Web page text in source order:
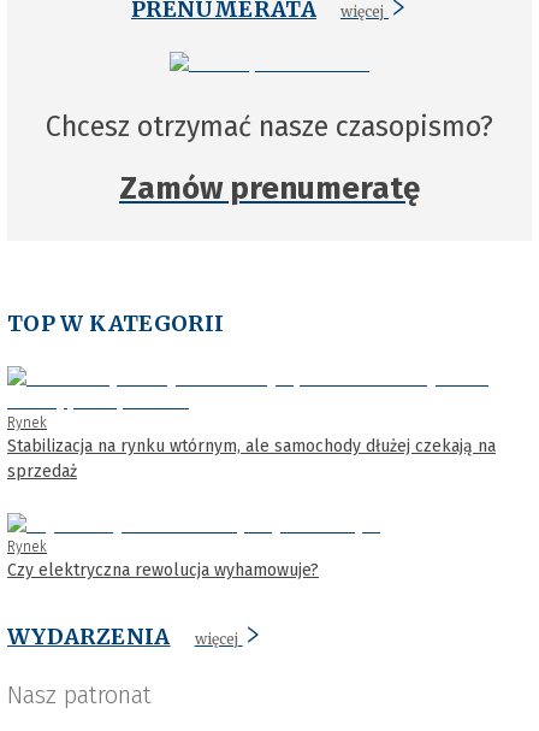
PRENUMERATA więcej
Chcesz otrzymać nasze czasopismo?
Zamów prenumeratę
TOP W KATEGORII
Rynek
Stabilizacja na rynku wtórnym, ale samochody dłużej czekają na
sprzedaż
Rynek
Czy elektryczna rewolucja wyhamowuje?
WYDARZENIA więcej
Nasz patronat